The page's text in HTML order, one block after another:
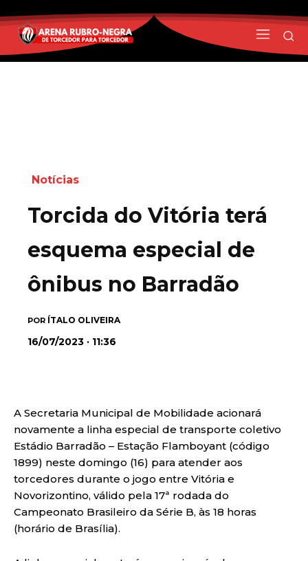
Notícias
Torcida do Vitória terá
esquema especial de
ônibus no Barradão
POR ÍTALO OLIVEIRA
16/07/2023 · 11:36
A Secretaria Municipal de Mobilidade acionará
novamente a linha especial de transporte coletivo
Estádio Barradão – Estação Flamboyant (código
1899) neste domingo (16) para atender aos
torcedores durante o jogo entre Vitória e
Novorizontino, válido pela 17ª rodada do
Campeonato Brasileiro da Série B, às 18 horas
(horário de Brasília).